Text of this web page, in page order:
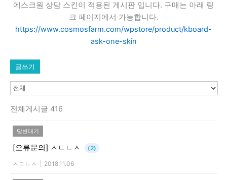
에스크원 상담 스킨이 적용된 게시판 입니다. 구매는 아래 링
크 페이지에서 가능합니다.
https://www.cosmosfarm.com/wpstore/product/kboard-
ask-one-skin
글쓰기
전체게시글 416
답변대기
[오류문의] ㅅㄷㄴㅅ (2)
ㅅㄷㄴㅅ 2018.11.06